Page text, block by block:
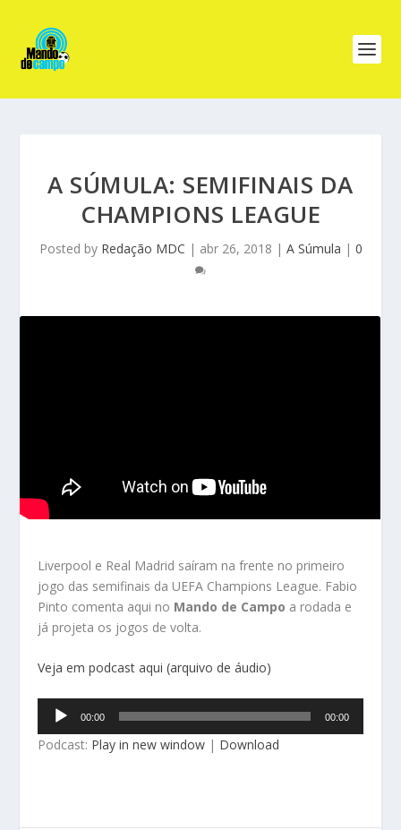
A SÚMULA: SEMIFINAIS DA
CHAMPIONS LEAGUE
Posted by Redação MDC | abr 26, 2018 | A Súmula | 0
Liverpool e Real Madrid saíram na frente no primeiro
jogo das semifinais da UEFA Champions League. Fabio
Pinto comenta aqui no Mando de Campo a rodada e
já projeta os jogos de volta.
Veja em podcast aqui (arquivo de áudio)
Tocador
áudio
00:00 00:00
Podcast: Play in new window | Download